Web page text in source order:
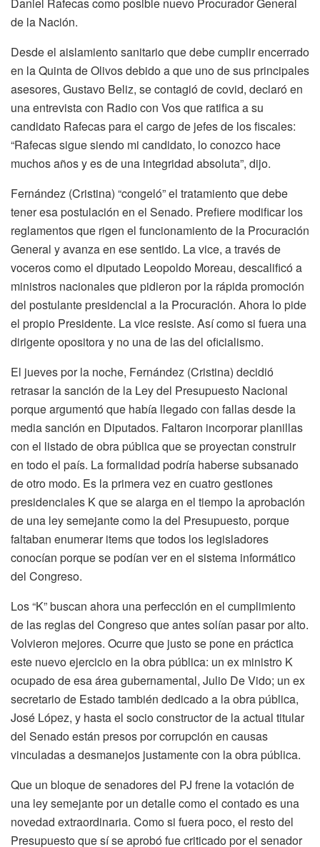
de la Nación.
Desde el aislamiento sanitario que debe cumplir encerrado
en la Quinta de Olivos debido a que uno de sus principales
asesores, Gustavo Beliz, se contagió de covid, declaró en
una entrevista con Radio con Vos que ratifica a su
candidato Rafecas para el cargo de jefes de los fiscales:
“Rafecas sigue siendo mi candidato, lo conozco hace
muchos años y es de una integridad absoluta”, dijo.
Fernández (Cristina) “congeló” el tratamiento que debe
tener esa postulación en el Senado. Prefiere modificar los
reglamentos que rigen el funcionamiento de la Procuración
General y avanza en ese sentido. La vice, a través de
voceros como el diputado Leopoldo Moreau, descalificó a
ministros nacionales que pidieron por la rápida promoción
del postulante presidencial a la Procuración. Ahora lo pide
el propio Presidente. La vice resiste. Así como si fuera una
dirigente opositora y no una de las del oficialismo.
El jueves por la noche, Fernández (Cristina) decidió
retrasar la sanción de la Ley del Presupuesto Nacional
porque argumentó que había llegado con fallas desde la
media sanción en Diputados. Faltaron incorporar planillas
con el listado de obra pública que se proyectan construir
en todo el país. La formalidad podría haberse subsanado
de otro modo. Es la primera vez en cuatro gestiones
presidenciales K que se alarga en el tiempo la aprobación
de una ley semejante como la del Presupuesto, porque
faltaban enumerar items que todos los legisladores
conocían porque se podían ver en el sistema informático
del Congreso.
Los “K” buscan ahora una perfección en el cumplimiento
de las reglas del Congreso que antes solían pasar por alto.
Volvieron mejores. Ocurre que justo se pone en práctica
este nuevo ejercicio en la obra pública: un ex ministro K
ocupado de esa área gubernamental, Julio De Vido; un ex
secretario de Estado también dedicado a la obra pública,
José López, y hasta el socio constructor de la actual titular
del Senado están presos por corrupción en causas
vinculadas a desmanejos justamente con la obra pública.
Que un bloque de senadores del PJ frene la votación de
una ley semejante por un detalle como el contado es una
novedad extraordinaria. Como si fuera poco, el resto del
Presupuesto que sí se aprobó fue criticado por el senador